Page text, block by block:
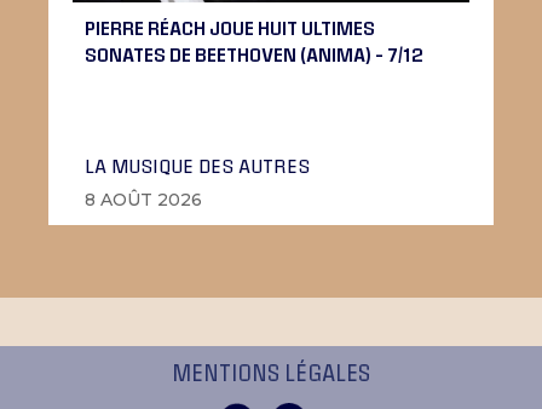
PIERRE RÉACH JOUE HUIT ULTIMES
SONATES DE BEETHOVEN (ANIMA) – 7/12
LA MUSIQUE DES AUTRES
8 AOÛT 2026
MENTIONS LÉGALES